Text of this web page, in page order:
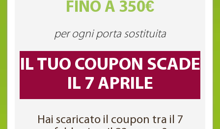
FINO A 350€
per ogni porta sostituita
IL TUO COUPON SCADE
IL 7 APRILE
Hai scaricato il coupon tra il 7